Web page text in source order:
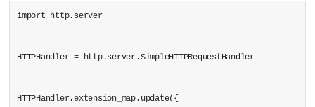
import http.server
HTTPHandler = http.server.SimpleHTTPRequestHandler
HTTPHandler.extension_map.update({